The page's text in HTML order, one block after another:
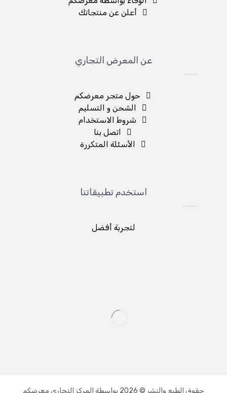
أعلن عن منتجاتك
عن المعرض التجاري
حول متجر معرضكم
الشحن و التسليم
شروط الاستخدام
اتصل بنا
الأسئلة المتكررة
استخدم تطبيقاتنا
لتجربة أفضل
حقوق الطبع والنشر © 2026 بواسطة المركز التجاري معرضكم